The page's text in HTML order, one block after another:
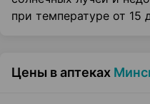
при температуре от 15
Цены в аптеках